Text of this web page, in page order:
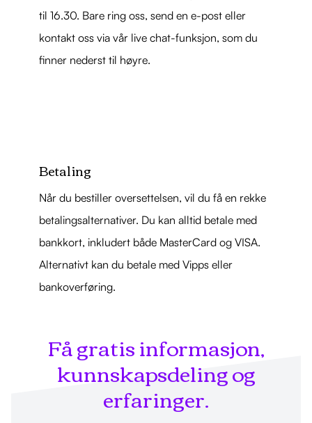
til 16.30. Bare ring oss, send en e-post eller
kontakt oss via vår live chat-funksjon, som du
finner nederst til høyre.
Betaling
Når du bestiller oversettelsen, vil du få en rekke
betalingsalternativer. Du kan alltid betale med
bankkort, inkludert både MasterCard og VISA.
Alternativt kan du betale med Vipps eller
bankoverføring.
Få gratis informasjon,
kunnskapsdeling og
erfaringer.